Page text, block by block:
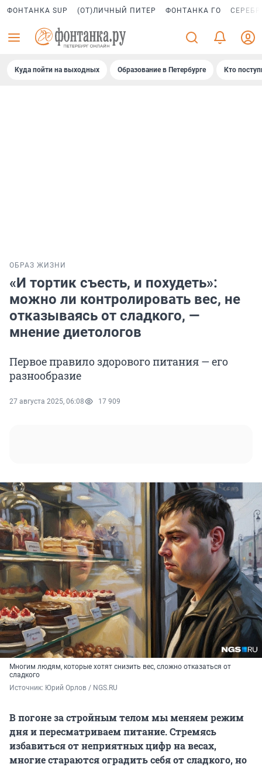
ФОНТАНКА SUP (ОТ)ЛИЧНЫЙ ПИТЕР ФОНТАНКА ГО
Куда пойти на выходных Образование в Петербурге Кто
ОБРАЗ ЖИЗНИ
«И тортик съесть, и похудеть»:
можно ли контролировать вес, не
отказываясь от сладкого, —
мнение диетологов
Первое правило здорового питания — его
разнообразие
27 августа 2025, 06:08 17 909
Многим людям, которые хотят снизить вес, сложно отказаться от
сладкого
Источник: Юрий Орлов / NGS.RU
В погоне за стройным телом мы меняем режим
дня и пересматриваем питание. Стремясь
избавиться от неприятных цифр на весах,
многие стараются оградить себя от сладкого, но